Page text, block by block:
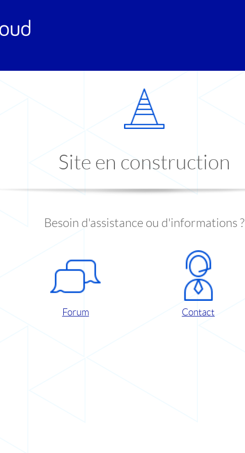
Site en construction
Besoin d'assistance ou d'informations ?
Forum Contact